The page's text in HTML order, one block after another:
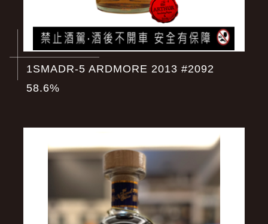
1SMADR-5 ARDMORE 2013 #2092
58.6%